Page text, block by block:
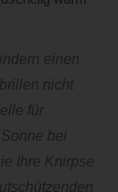
einen
nicht
für
bei
Ihre Knirpse